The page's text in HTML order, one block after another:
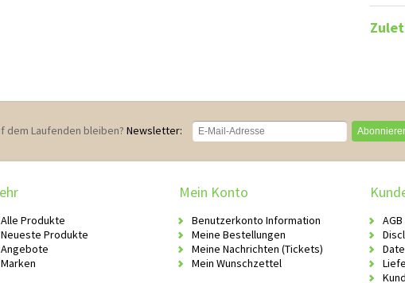
dem Laufenden bleiben? Newsletter:
Alle Produkte
Neueste Produkte
Angebote
Marken
Mein Konto
Benutzerkonto Information
Meine Bestellungen
Meine Nachrichten (Tickets)
Mein Wunschzettel
AGB